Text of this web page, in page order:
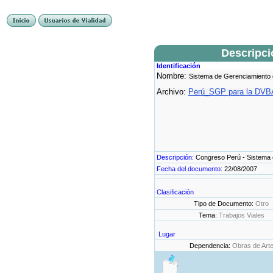
Identificación
Nombre: Sistema de Gerenciamiento
Archivo: Perú_SGP para la
Descripción: Congreso Perú - Sistema
Fecha del documento: 22/08/2007
Clasificación
Tipo de Documento: Otro
Tema: Trabajos Viales
Lugar
Dependencia: Obras de Arte